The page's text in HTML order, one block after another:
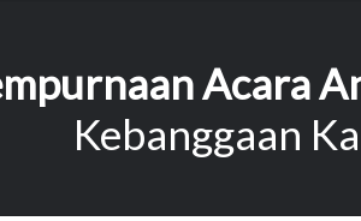
Acara
Kebanggaan